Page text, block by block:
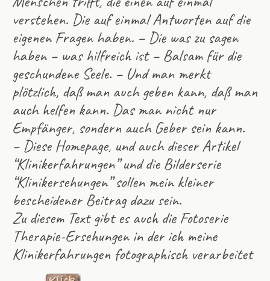
verstehen. Die auf einmal Antworten auf die
eigenen Fragen haben. – Die was zu sagen
haben – was hilfreich ist – Balsam für die
geschundene Seele. – Und man merkt
plötzlich, daß man auch geben kann, daß man
auch helfen kann. Das man nicht nur
Empfänger, sondern auch Geber sein kann.
– Diese Homepage, und auch dieser Artikel
“Klinikerfahrungen” und die Bilderserie
“Klinikersehungen” sollen mein kleiner
bescheidener Beitrag dazu sein.
Zu diesem Text gibt es auch die Fotoserie
Therapie-Ersehungen in der ich meine
Klinikerfahrungen fotographisch verarbeitet